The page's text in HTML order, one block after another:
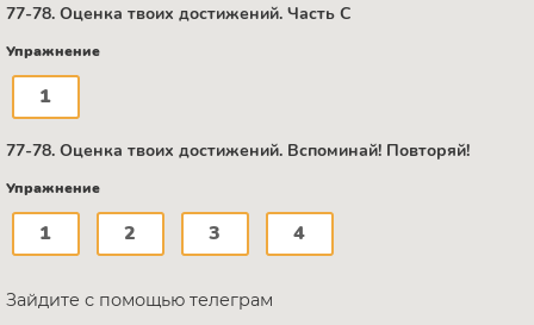
77-78. Оценка твоих достижений. Часть С
Упражнение
1
77-78. Оценка твоих достижений. Вспоминай! Повторяй!
Упражнение
1 2 3 4
Зайдите с помощью телеграм